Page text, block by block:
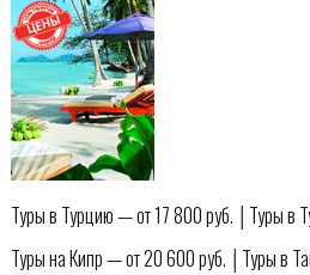
Туры в Турцию — от 17 800 руб. │Туры в
Туры на Кипр — от 20 600 руб. │Туры в